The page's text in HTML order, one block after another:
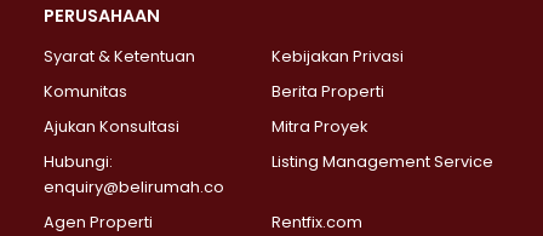
Properti Dijual di Lebak Bulus >
Properti Dijual di Gandaria Selatan >
Properti Dijual di Pondok Labu >
Properti Dijual di Lenteng Agung >
Properti Dijual di Senayan >
Properti Dijual di Pondok Pinang >
PERUSAHAAN
Syarat & Ketentuan
Kebijakan Privasi
Komunitas
Berita Properti
Ajukan Konsultasi
Mitra Proyek
Hubungi:
enquiry@belirumah.co
Listing Management Service
Agen Properti Rentfix.com